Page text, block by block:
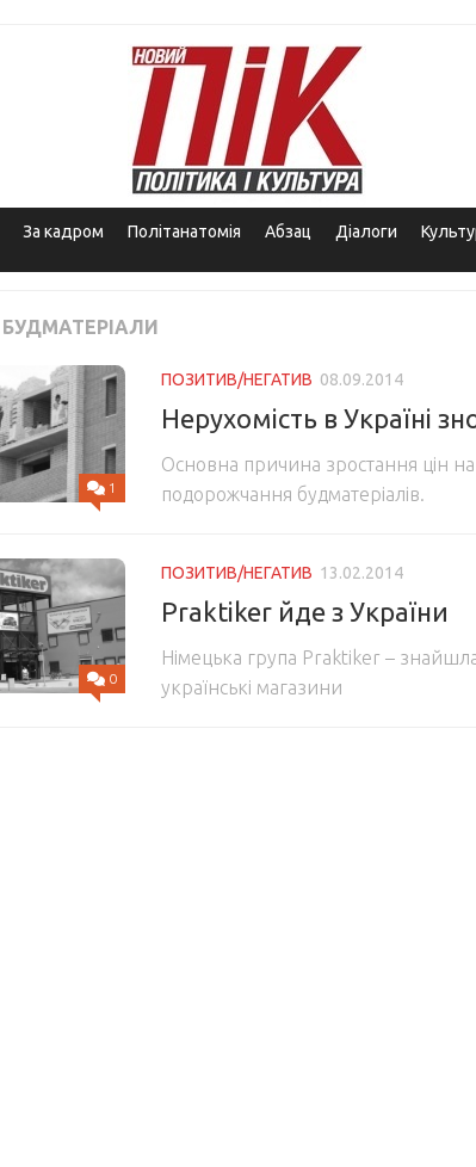
За кадром Політанатомія Абзац Діалоги
БУДМАТЕРІАЛИ
1
ПОЗИТИВ/НЕГАТИВ 08.09.2014
Нерухомість в Україні
Основна причина зростання цін на
подорожчання будматеріалів.
0
ПОЗИТИВ/НЕГАТИВ 13.02.2014
Praktiker йде з України
Німецька група Praktiker –
українські магазини